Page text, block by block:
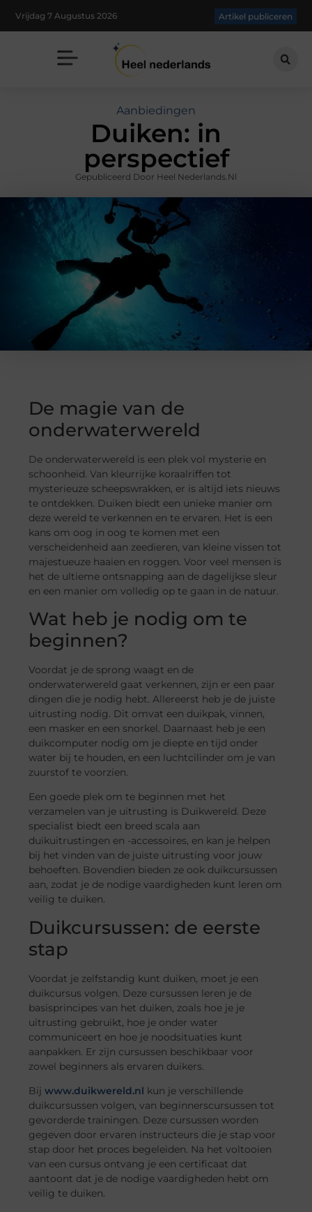
Vrijdag 7 Augustus 2026 Artikel publiceren
Aanbiedingen
Duiken: in
perspectief
Gepubliceerd Door Heel Nederlands.nl
De magie van de
onderwaterwereld
De onderwaterwereld is een plek vol mysterie en
schoonheid. Van kleurrijke koraalriffen tot
mysterieuze scheepswrakken, er is altijd iets nieuws
te ontdekken. Duiken biedt een unieke manier om
deze wereld te verkennen en te ervaren. Het is een
kans om oog in oog te komen met een
verscheidenheid aan zeedieren, van kleine vissen tot
majestueuze haaien en roggen. Voor veel mensen is
het de ultieme ontsnapping aan de dagelijkse sleur
en een manier om volledig op te gaan in de natuur.
Wat heb je nodig om te
beginnen?
Voordat je de sprong waagt en de
onderwaterwereld gaat verkennen, zijn er een paar
dingen die je nodig hebt. Allereerst heb je de juiste
uitrusting nodig. Dit omvat een duikpak, vinnen,
een masker en een snorkel. Daarnaast heb je een
duikcomputer nodig om je diepte en tijd onder
water bij te houden, en een luchtcilinder om je van
zuurstof te voorzien.
Een goede plek om te beginnen met het
verzamelen van je uitrusting is Duikwereld. Deze
specialist biedt een breed scala aan
duikuitrustingen en -accessoires, en kan je helpen
bij het vinden van de juiste uitrusting voor jouw
behoeften. Bovendien bieden ze ook duikcursussen
aan, zodat je de nodige vaardigheden kunt leren om
veilig te duiken.
Duikcursussen: de eerste
stap
Voordat je zelfstandig kunt duiken, moet je een
duikcursus volgen. Deze cursussen leren je de
basisprincipes van het duiken, zoals hoe je je
uitrusting gebruikt, hoe je onder water
communiceert en hoe je noodsituaties kunt
aanpakken. Er zijn cursussen beschikbaar voor
zowel beginners als ervaren duikers.
Bijwww.duikwereld.nl kun je verschillende
duikcursussen volgen, van beginnerscursussen tot
gevorderde trainingen. Deze cursussen worden
gegeven door ervaren instructeurs die je stap voor
stap door het proces begeleiden. Na het voltooien
van een cursus ontvang je een certificaat dat
aantoont dat je de nodige vaardigheden hebt om
veilig te duiken.